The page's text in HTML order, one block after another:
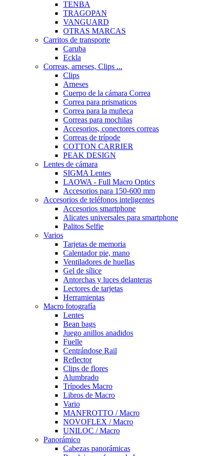
TENBA
TRAGOPAN
VANGUARD
OTRAS MARCAS
Carritos de transporte
Caruba
Eckla
Correas, arneses, Clips ...
Clips
Arneses
Cuerpo de la cámara Correa
Correa para prismaticos
Correa para la muñeca
Correas para mochilas
Accesorios, conectores correas
Correas de trípode
COTTON CARRIER
PEAK DESIGN
Lentes de cámara
SIGMA Lentes
LAOWA - Full Macro Optics
Accesorios para 150-600 mm
Accesorios de teléfonos inteligentes
Accesorios smartphone
Alicates universales para smartphone
Palitos Selfie
Varios
Tarjetas de memoria
Calentador pie, mano
Ventiladores de huellas
Gel de sílice
Antorchas y luces delanteras
Lectores de tarjetas
Herramientas
Macro fotografía
Lentes
Bean bags
Juego anillos anadidos
Fuelle
Centrándose Rail
Reflector
Clips de flores
Alumbrado
Trípodes Macro
Libros de Macro
Vario
MANFROTTO / Macro
NOVOFLEX / Macro
UNILOC / Macro
Panorámico
Cabezas panorámicas